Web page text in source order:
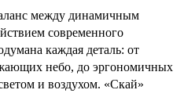
между динамичным
современного
каждая деталь: от
небо, до эргономичных
и воздухом. «Скай»